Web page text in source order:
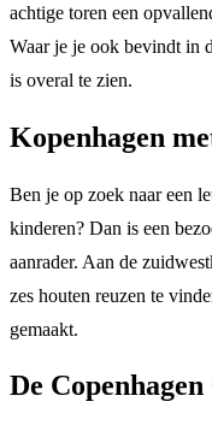
achtige toren een
Waar je je ook bevindt in
is overal te zien.
Kopenhagen
Ben je op zoek naar een
kinderen? Dan is een
aanrader. Aan de
zes houten reuzen te
gemaakt.
De